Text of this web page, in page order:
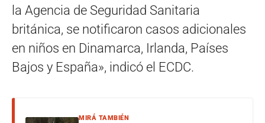
la Agencia de Seguridad Sanitaria
británica, se notificaron casos adicionales
en niños en Dinamarca, Irlanda, Países
Bajos y España», indicó el ECDC.
MIRÁ TAMBIÉN